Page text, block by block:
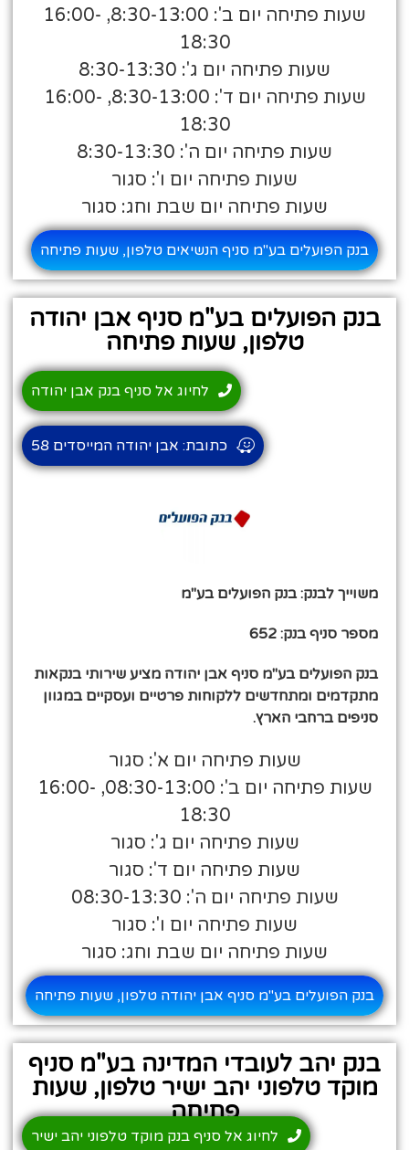
שעות פתיחה יום ב': 8:30-13:00, 16:00-
18:30
שעות פתיחה יום ג': 8:30-13:30
שעות פתיחה יום ד': 8:30-13:00, 16:00-
18:30
שעות פתיחה יום ה': 8:30-13:30
שעות פתיחה יום ו': סגור
שעות פתיחה יום שבת וחג: סגור
בנק הפועלים בע"מ סניף הנשיאים טלפון, שעות פתיחה
בנק הפועלים בע"מ סניף אבן יהודה
טלפון, שעות פתיחה
משוייך לבנק: בנק הפועלים בע"מ
מספר סניף בנק: 652
בנק הפועלים בע"מ סניף אבן יהודה מציע שירותי בנקאות
מתקדמים ומתחדשים ללקוחות פרטיים ועסקיים במגוון
סניפים ברחבי הארץ.
שעות פתיחה יום א': סגור
שעות פתיחה יום ב': 08:30-13:00, 16:00-
18:30
שעות פתיחה יום ג': סגור
שעות פתיחה יום ד': סגור
שעות פתיחה יום ה': 08:30-13:30
שעות פתיחה יום ו': סגור
שעות פתיחה יום שבת וחג: סגור
לחיוג אל סניף בנק אבן יהודה
כתובת: אבן יהודה המייסדים 58
בנק הפועלים בע"מ סניף אבן יהודה טלפון, שעות פתיחה
בנק יהב לעובדי המדינה בע"מ סניף
מוקד טלפוני יהב ישיר טלפון, שעות
פתיחה
לחיוג אל סניף בנק מוקד טלפוני יהב ישיר